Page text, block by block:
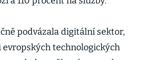
podvázala digitální sektor,
evropských technologických